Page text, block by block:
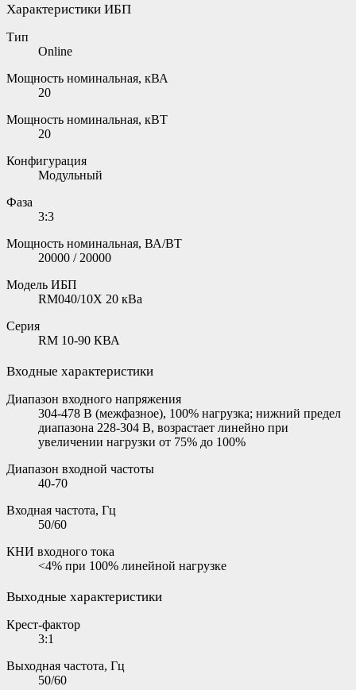
Характеристики ИБП
Тип
Online
Мощность номинальная, кВА
20
Мощность номинальная, кВТ
20
Конфигурация
Модульный
Фаза
3:3
Мощность номинальная, ВА/ВТ
20000 / 20000
Модель ИБП
RM040/10X 20 кВа
Серия
RM 10-90 КВА
Входные характеристики
Диапазон входного напряжения
304-478 В (межфазное), 100% нагрузка; нижний предел
диапазона 228-304 В, возрастает линейно при
увеличении нагрузки от 75% до 100%
Диапазон входной частоты
40-70
Входная частота, Гц
50/60
КНИ входного тока
<4% при 100% линейной нагрузке
Выходные характеристики
Крест-фактор
3:1
Выходная частота, Гц
50/60